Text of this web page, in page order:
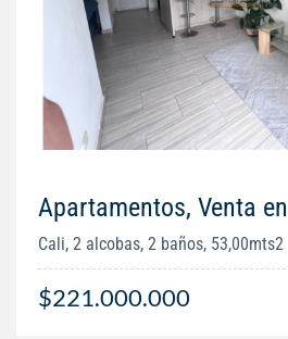
Apartamentos, Venta
Cali, 2 alcobas, 2 baños, 53,00mts2
$221.000.000